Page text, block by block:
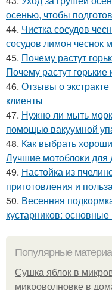
осенью, чтобы
44. Чистка сосудов
сосудов лимон чеснок
45. Почему растут
Почему растут горькие
46. Отзывы о
клиенты
47. Нужно ли мыть
помощью вакуумной
48. Как выбрать
Лучшие мотоблоки для
49. Настойка из
приготовления и
50. Весенняя
кустарников:
Популярные
Сушка яблок в
микроволновке в